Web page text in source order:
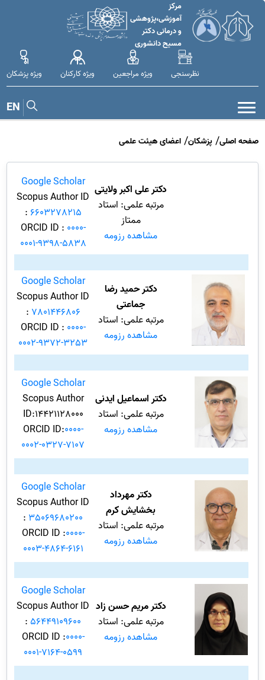
مرکز
آموزشی،پژوهشی
و درمانی دکتر
مسیح دانشوری
نظرسنجی ویژه مراجعین ویژه کارکنان ویژه پزشکان
EN
صفحه اصلی پزشکان اعضای هیئت علمی
دکتر علی اکبر ولایتی
مرتبه علمی: استاد
ممتاز
مشاهده رزومه
Google Scholar
Scopus Author ID
: 6603278215
ORCID ID : 0000-
0001-9398-5838
دکتر حمید رضا
جماعتی
مرتبه علمی: استاد
مشاهده رزومه
Google Scholar
Scopus Author ID
: 7801446806
ORCID ID : 0000-
0002-9372-3253
دکتر اسماعیل ایدنی
مرتبه علمی: استاد
مشاهده رزومه
Google Scholar
Scopus Author
ID:14421128000
ORCID ID:0000-
0002-0327-7107
دکتر مهرداد
بخشایش کرم
مرتبه علمی: استاد
مشاهده رزومه
Google Scholar
Scopus Author ID
: 35069680200
ORCID ID :0000-
0003-4864-6161
دکتر مریم حسن زاد
مرتبه علمی: استاد
مشاهده رزومه
Google Scholar
Scopus Author ID
: 56449109600
ORCID ID :0000-
0001-7164-0599